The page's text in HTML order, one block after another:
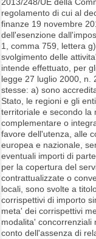
regolamento di cui al
finanze 19 novembre
dell'esenzione
1, comma 759, lettera
svolgimento delle
intende effettuato, per
legge 27 luglio 2000, n.
stesse: a) sono
Stato, le regioni e gli
territoriale e secondo la
complementare o
favore dell'utenza, alle
europea e nazionale,
eventuali importi di
per la copertura del
contrattualizzate o
locali, sono svolte a
corrispettivi di importo
meta' dei corrispettivi
modalita' concorrenziali
conto dell'assenza di